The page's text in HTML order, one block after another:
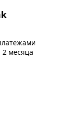
2 месяца